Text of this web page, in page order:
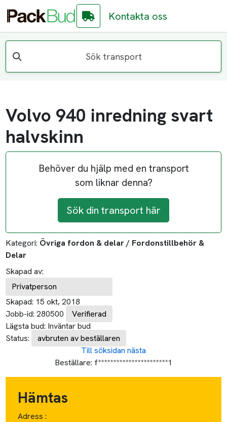
Kontakta oss
Sök transport
Volvo 940 inredning svart
halvskinn
Behöver du hjälp med en transport
som liknar denna?
Sök din transport här
Kategori: Övriga fordon & delar / Fordonstillbehör &
Delar
Skapad av:
Privatperson
Skapad: 15 okt, 2018
Jobb-id: 280500
Verifierad
Lägsta bud: Inväntar bud
Status:
avbruten av beställaren
Till söksidan nästa
Beställare: f***********************1
Hämtas
Adress :